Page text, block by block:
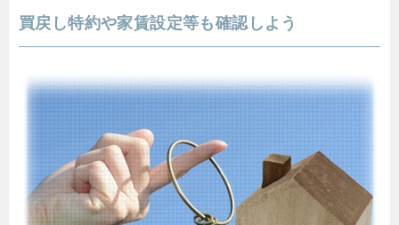
買戻し特約や家賃設定等も確認しよう